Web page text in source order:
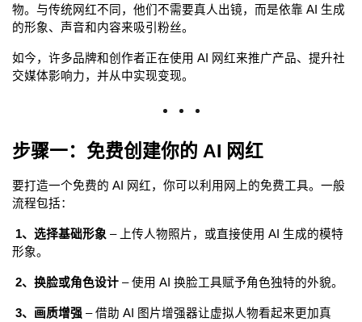
物。与传统网红不同，他们不需要真人出镜，而是依靠 AI 生成
的形象、声音和内容来吸引粉丝。
如今，许多品牌和创作者正在使用 AI 网红来推广产品、提升社
交媒体影响力，并从中实现变现。
步骤一：免费创建你的 AI 网红
要打造一个免费的 AI 网红，你可以利用网上的免费工具。一般
流程包括：
1、选择基础形象 – 上传人物照片，或直接使用 AI 生成的模特
形象。
2、换脸或角色设计 – 使用 AI 换脸工具赋予角色独特的外貌。
3、画质增强 – 借助 AI 图片增强器让虚拟人物看起来更加真